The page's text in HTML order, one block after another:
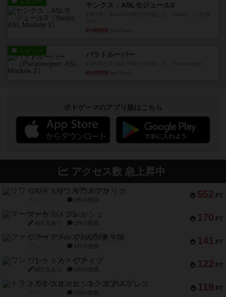
ヤンクス：ASLモジュール3
約3時間前
レビュー パラトルーパー
約3時間前
ボドゲーマのアプリ版はこちら
アクセス数 急上昇中
552 PT
リワイルド：サウスアメリカ
2件の投稿
170 PT
マーケットフレッシュ
紹介文あり 1件の投稿
141 PT
ファイアー・ブルズ / 火牛陣
1件の投稿
122 PT
ワン・トゥ・ファイブ
紹介文あり 1件の投稿
119 PT
トランスオリエント・エクスプレス
1件の投稿